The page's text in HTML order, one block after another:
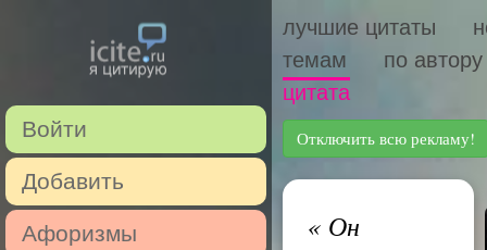
Войти
Добавить
Афоризмы
лучшие цитаты
темам
по автору
цитата
Отключить всю рекламу!
«Он